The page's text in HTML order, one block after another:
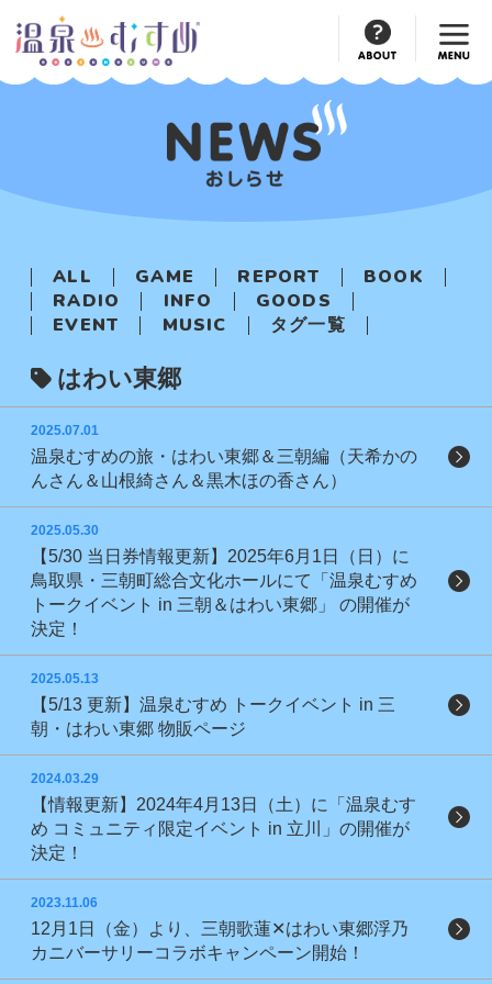
Official
Account
ALL GAME REPORT
BOOK
RADIO
INFO
GOODS
EVENT
MUSIC タグ一覧
はわい東郷
2025.07.01
温泉むすめの旅・はわい東郷＆三朝編（天希かの
んさん＆山根綺さん＆黒木ほの香さん）
2025.05.30
【5/30 当日券情報更新】2025年6月1日（日）に
鳥取県・三朝町総合文化ホールにて「温泉むすめ
トークイベント in 三朝＆はわい東郷」 の開催が
決定！
2025.05.13
【5/13 更新】温泉むすめ トークイベント in 三
朝・はわい東郷 物販ページ
2024.03.29
【情報更新】2024年4月13日（土）に「温泉むす
め コミュニティ限定イベント in 立川」の開催が
決定！
2023.11.06
12月1日（金）より、三朝歌蓮✕はわい東郷浮乃
カニバーサリーコラボキャンペーン開始！